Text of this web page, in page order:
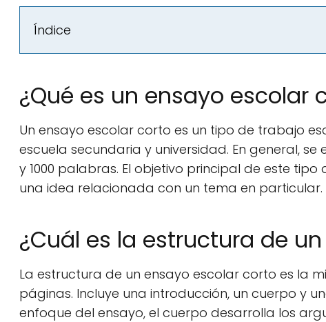
Índice
¿Qué es un ensayo escolar
Un ensayo escolar corto es un tipo de trabajo
escuela secundaria y universidad. En general,
y 1000 palabras. El objetivo principal de este
una idea relacionada con un tema en particular.
¿Cuál es la estructura de
La estructura de un ensayo escolar corto es la
páginas. Incluye una introducción, un cuerpo y
enfoque del ensayo, el cuerpo desarrolla los